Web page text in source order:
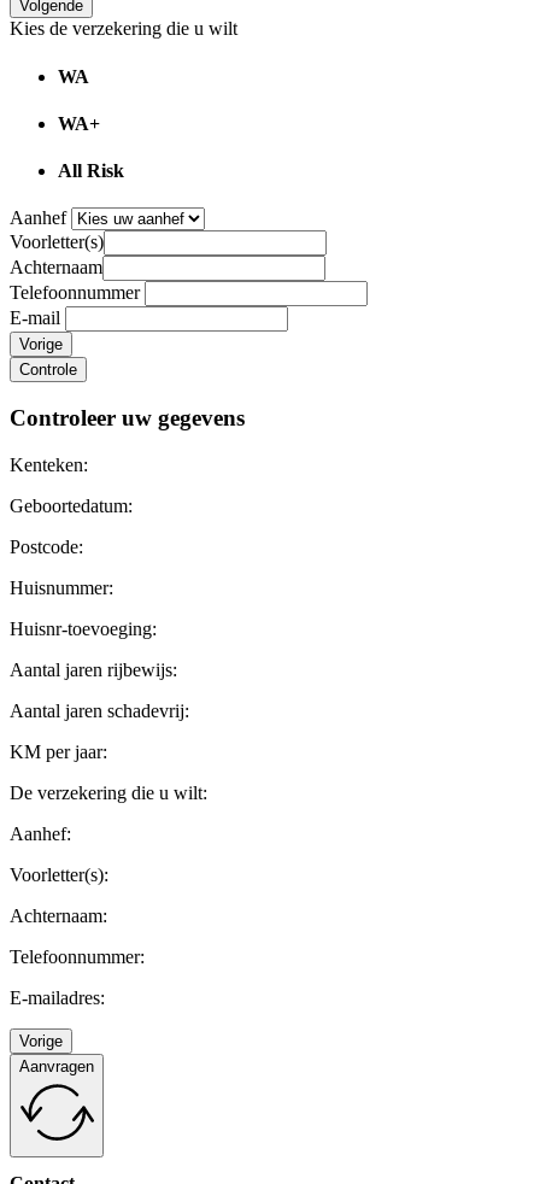
Volgende
Kies de verzekering die u wilt
WA
WA+
All Risk
Aanhef
Voorletter(s)
Achternaam
Telefoonnummer
E-mail
Vorige
Controle
Controleer uw gegevens
Kenteken:
Geboortedatum:
Postcode:
Huisnummer:
Huisnr-toevoeging:
Aantal jaren rijbewijs:
Aantal jaren schadevrij:
KM per jaar:
De verzekering die u wilt:
Aanhef:
Voorletter(s):
Achternaam:
Telefoonnummer:
E-mailadres:
Vorige
Aanvragen